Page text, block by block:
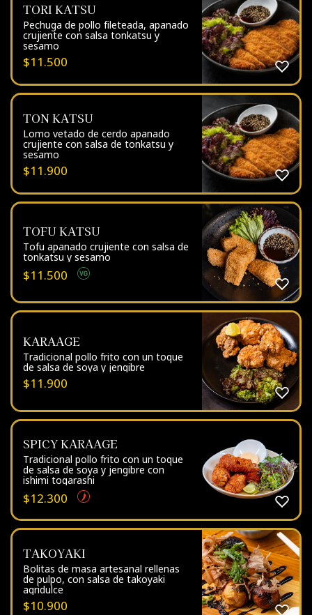
TORI KATSU
Pechuga de pollo fileteada, apanado
crujiente con salsa tonkatsu y
sesamo
$11.500
TON KATSU
Lomo vetado de cerdo apanado
crujiente con salsa de tonkatsu y
sesamo
$11.900
TOFU KATSU
Tofu apanado crujiente con salsa de
tonkatsu y sesamo
$11.500
KARAAGE
Tradicional pollo frito con un toque
de salsa de soya y jengibre
$11.900
SPICY KARAAGE
Tradicional pollo frito con un toque
de salsa de soya y jengibre con
ishimi togarashi
$12.300
TAKOYAKI
Bolitas de masa artesanal rellenas
de pulpo, con salsa de takoyaki
agridulce
$10.900